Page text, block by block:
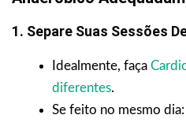
1. Separe Suas Sessões
Idealmente, faça
diferentes.
Se feito no mesmo dia: